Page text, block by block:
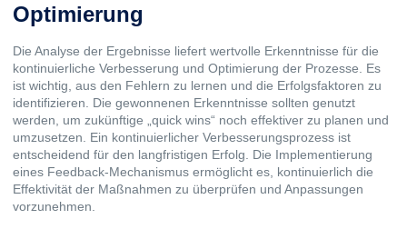
Optimierung
Die Analyse der Ergebnisse liefert wertvolle Erkenntnisse für die
kontinuierliche Verbesserung und Optimierung der Prozesse. Es
ist wichtig, aus den Fehlern zu lernen und die Erfolgsfaktoren zu
identifizieren. Die gewonnenen Erkenntnisse sollten genutzt
werden, um zukünftige „quick wins“ noch effektiver zu planen und
umzusetzen. Ein kontinuierlicher Verbesserungsprozess ist
entscheidend für den langfristigen Erfolg. Die Implementierung
eines Feedback-Mechanismus ermöglicht es, kontinuierlich die
Effektivität der Maßnahmen zu überprüfen und Anpassungen
vorzunehmen.